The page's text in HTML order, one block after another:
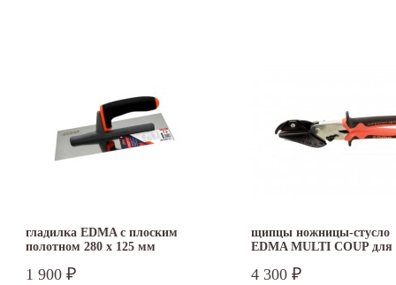
гладилка EDMA с плоским
полотном 280 х 125 мм
1 900 ₽
щипцы ножницы-стусло
EDMA MULTI COUP для
4 300 ₽